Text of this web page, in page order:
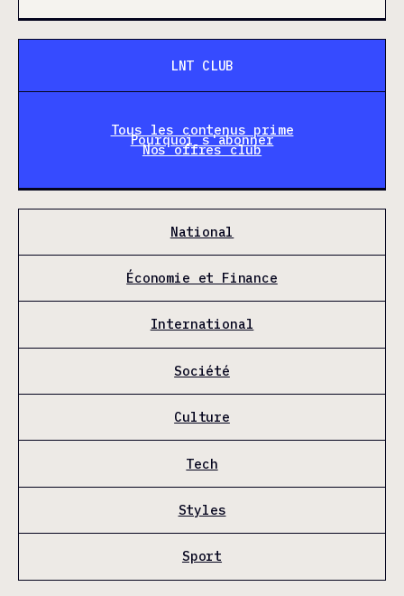
LNT CLUB
Tous les contenus prime
Pourquoi s'abonner
Nos offres club
National
Économie et Finance
International
Société
Culture
Tech
Styles
Sport